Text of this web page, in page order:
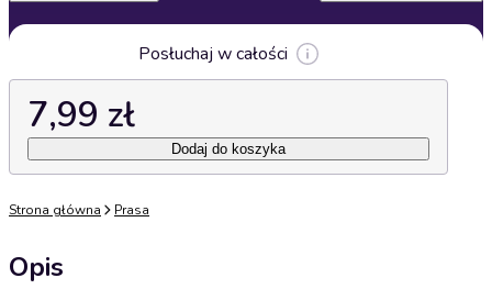
Posłuchaj w całości
7,99 zł
Dodaj do koszyka
Strona główna Prasa
Opis